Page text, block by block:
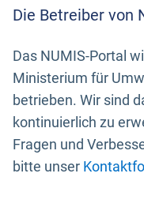
Die Betreiber von
Das NUMIS-Portal
Ministerium für
betrieben. Wir sind
kontinuierlich zu
Fragen und
bitte unser